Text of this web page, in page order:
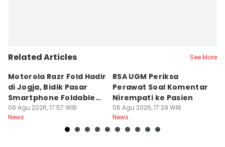
Related Articles See More
Motorola Razr Fold Hadir
di Jogja, Bidik Pasar
Smartphone Foldable
Premium
06 Agu 2026, 17:57 WIB
News
RSA UGM Periksa
Perawat Soal Komentar
Nirempati ke Pasien
06 Agu 2026, 17:39 WIB
News